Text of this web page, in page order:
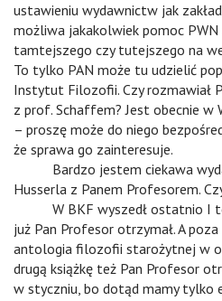
ustawieniu wydawnictw jak
możliwa jakakolwiek pomoc
tamtejszego czy tutejszego na
To tylko PAN może tu udzielić
Instytut Filozofii. Czy rozmawiał
z prof. Schaffem? Jest obecnie w
– proszę może do niego
że sprawa go zainteresuje.
Bardzo jestem ciekawa
Husserla z Panem Profesorem.
W BKF wyszedł ostatnio I
już Pan Profesor otrzymał. A
antologia filozofii starożytnej w
drugą książkę też Pan Profesor
w styczniu, bo dotąd mamy tylko